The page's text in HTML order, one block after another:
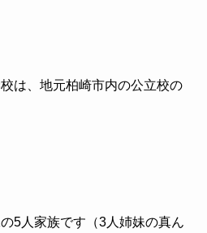
は、地元柏崎市内の公立校の
5人家族です（3人姉妹の真ん